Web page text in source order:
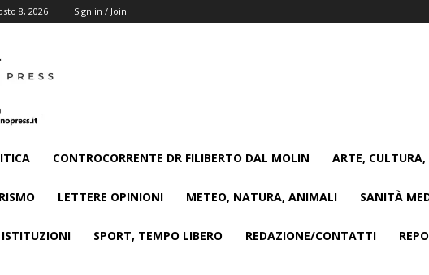
8, 2026 Sign in / Join
CONTROCORRENTE DR FILIBERTO DAL MOLIN ARTE,
LETTERE OPINIONI METEO, NATURA, ANIMALI SANITÀ
ISTITUZIONI SPORT, TEMPO LIBERO REDAZIONE/CONTATTI